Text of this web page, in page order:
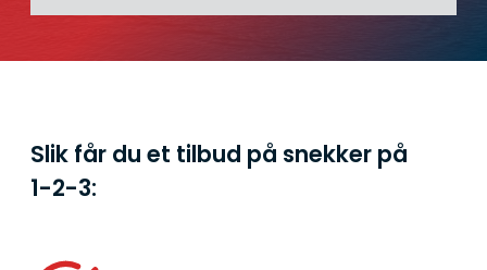
Slik får du et tilbud på snekker på
1-2-3: